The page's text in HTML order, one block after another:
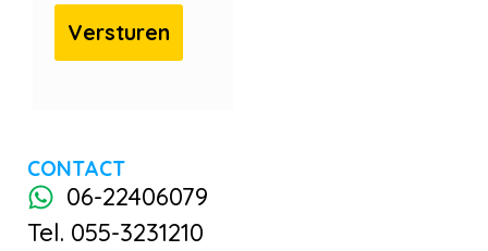
CONTACT
06-22406079
Tel. 055-3231210